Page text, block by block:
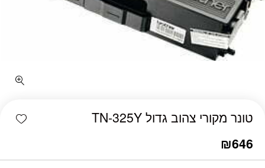
טונר מקורי צהוב גדול TN-325Y
₪646